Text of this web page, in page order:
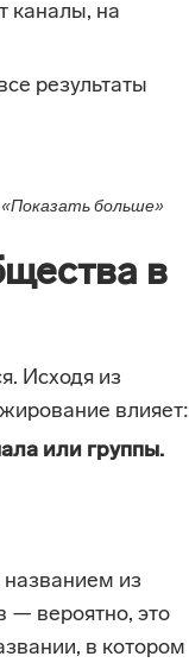
каналы, на
результаты
больше»
в
Исходя из
влияет:
или группы.
из
— вероятно, это
в котором